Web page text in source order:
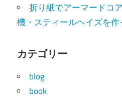
折り紙でアーマードコ
機・スティールヘイズを作
カテゴリー
blog
book